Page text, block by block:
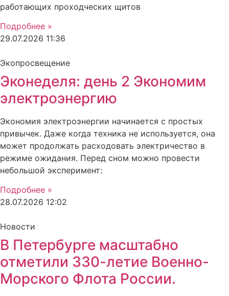
работающих проходческих щитов
Подробнее »
29.07.2026 11:36
Экопросвещение
Эконеделя: день 2 Экономим
электроэнергию
Экономия электроэнергии начинается с простых
привычек. Даже когда техника не используется, она
может продолжать расходовать электричество в
режиме ожидания. Перед сном можно провести
небольшой эксперимент:
Подробнее »
28.07.2026 12:02
Новости
В Петербурге масштабно
отметили 330-летие Военно-
Морского Флота России.